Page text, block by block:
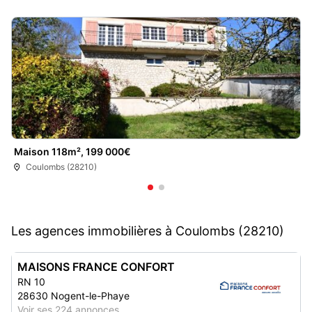
Maison 118m², 199 000€
Coulombs (28210)
Les agences immobilières à Coulombs (28210)
MAISONS FRANCE CONFORT
RN 10
28630 Nogent-le-Phaye
Voir ses 224 annonces